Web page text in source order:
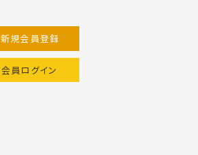
新規会員登録
会員ログイン